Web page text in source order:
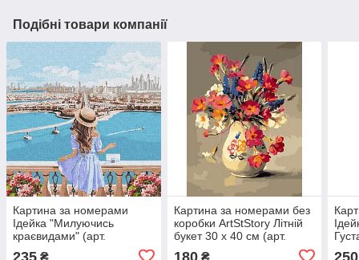
Подібні товари компанії
Картина за номерами
Ідейка "Милуючись
краєвидами" (арт.
235 ₴
Картина за номерами без
коробки ArtStStory Літній
букет 30 х 40 см (арт.
180₴ 250